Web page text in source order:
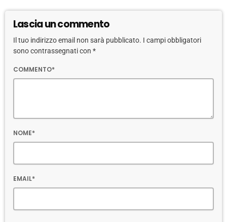
Lascia un commento
Il tuo indirizzo email non sarà pubblicato. I campi obbligatori
sono contrassegnati con *
COMMENTO*
NOME*
EMAIL*